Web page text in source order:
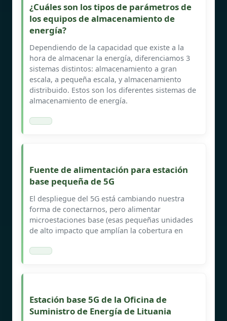
¿Cuáles son los tipos de parámetros de
los equipos de almacenamiento de
energía?
Dependiendo de la capacidad que existe a la
hora de almacenar la energía, diferenciamos 3
sistemas distintos: almacenamiento a gran
escala, a pequeña escala, y almacenamiento
distribuido. Estos son los diferentes sistemas de
almacenamiento de energía.
Fuente de alimentación para estación
base pequeña de 5G
El despliegue del 5G está cambiando nuestra
forma de conectarnos, pero alimentar
microestaciones base (esas pequeñas unidades
de alto impacto que amplían la cobertura en
Estación base 5G de la Oficina de
Suministro de Energía de Lituania